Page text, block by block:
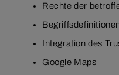
Rechte der
Integration des
Google Maps